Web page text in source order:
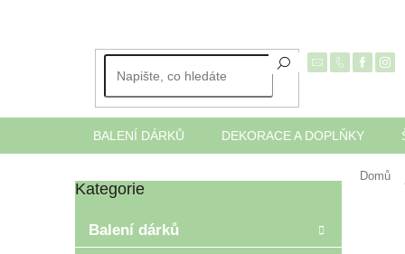
BALENÍ DÁRKŮ DEKORACE A DOPLŇKY
Domů
P
Přeskočit
Kategorie
Balení dárků